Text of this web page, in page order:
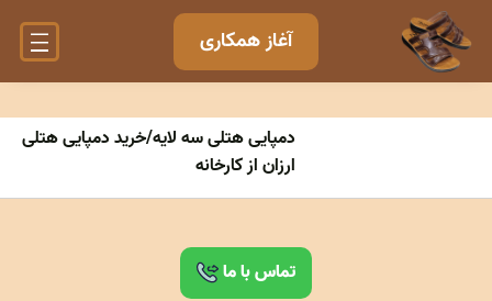
آغاز همکاری
دمپایی هتلی سه لایه/خرید دمپایی هتلی
ارزان از کارخانه
تماس با ما